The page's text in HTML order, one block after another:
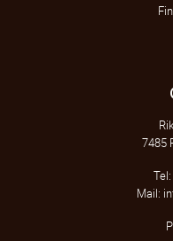
7485
Mail: